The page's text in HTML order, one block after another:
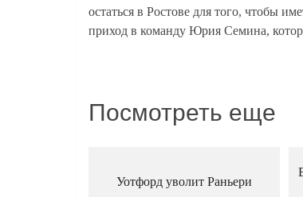
остаться в Ростове для того, чтобы
приход в команду Юрия Семина,
Посмотреть еще
Уотфорд уволит Раньери